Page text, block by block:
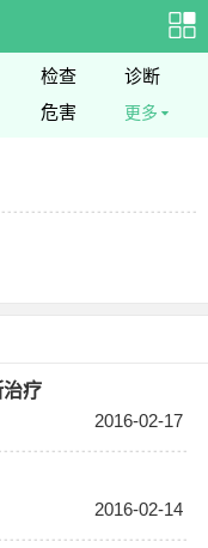
检查
诊断
危害 更多
疗
2016-02-17
2016-02-14